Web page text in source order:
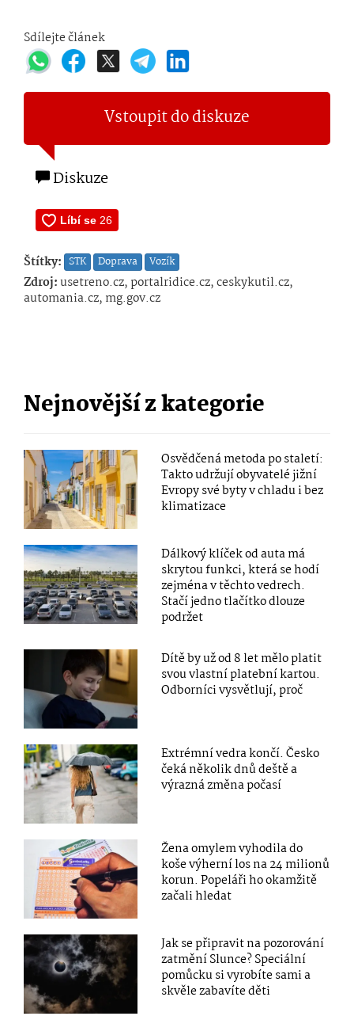
Sdílejte článek
Vstoupit do diskuze
Diskuze
Štítky: STK Doprava Vozík
Zdroj:usetreno.cz, portalridice.cz, ceskykutil.cz,
automania.cz, mg.gov.cz
Nejnovější z kategorie
Osvědčená metoda po staletí:
Takto udržují obyvatelé jižní
Evropy své byty v chladu i bez
klimatizace
Dálkový klíček od auta má
skrytou funkci, která se hodí
zejména v těchto vedrech.
Stačí jedno tlačítko dlouze
podržet
Dítě by už od 8 let mělo platit
svou vlastní platební kartou.
Odborníci vysvětlují, proč
Extrémní vedra končí. Česko
čeká několik dnů deště a
výrazná změna počasí
Žena omylem vyhodila do
koše výherní los na 24 milionů
korun. Popeláři ho okamžitě
začali hledat
Jak se připravit na pozorování
zatmění Slunce? Speciální
pomůcku si vyrobíte sami a
skvěle zabavíte děti